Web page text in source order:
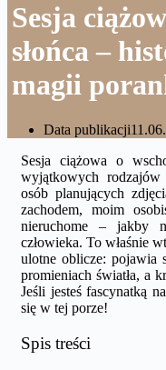
Sesja
słońca –
magii
Data publikacji
Sesja ciążowa o
wyjątkowych
osób planujących
zachodem, moim
nieruchome – jakby
człowieka. To właśnie
ulotne oblicze: pojawia
promieniach światła, a
Jeśli jesteś fascynatką
się w tej porze!
Spis treści